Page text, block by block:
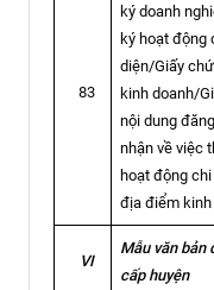
83
ký doanh
ký hoạt động
diện/Giấy
kinh doanh/
nội dung
nhận về việc
hoạt động
địa điểm
VI
Mẫu văn bản
cấp huyện